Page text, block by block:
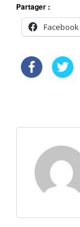
Partager :
Facebook